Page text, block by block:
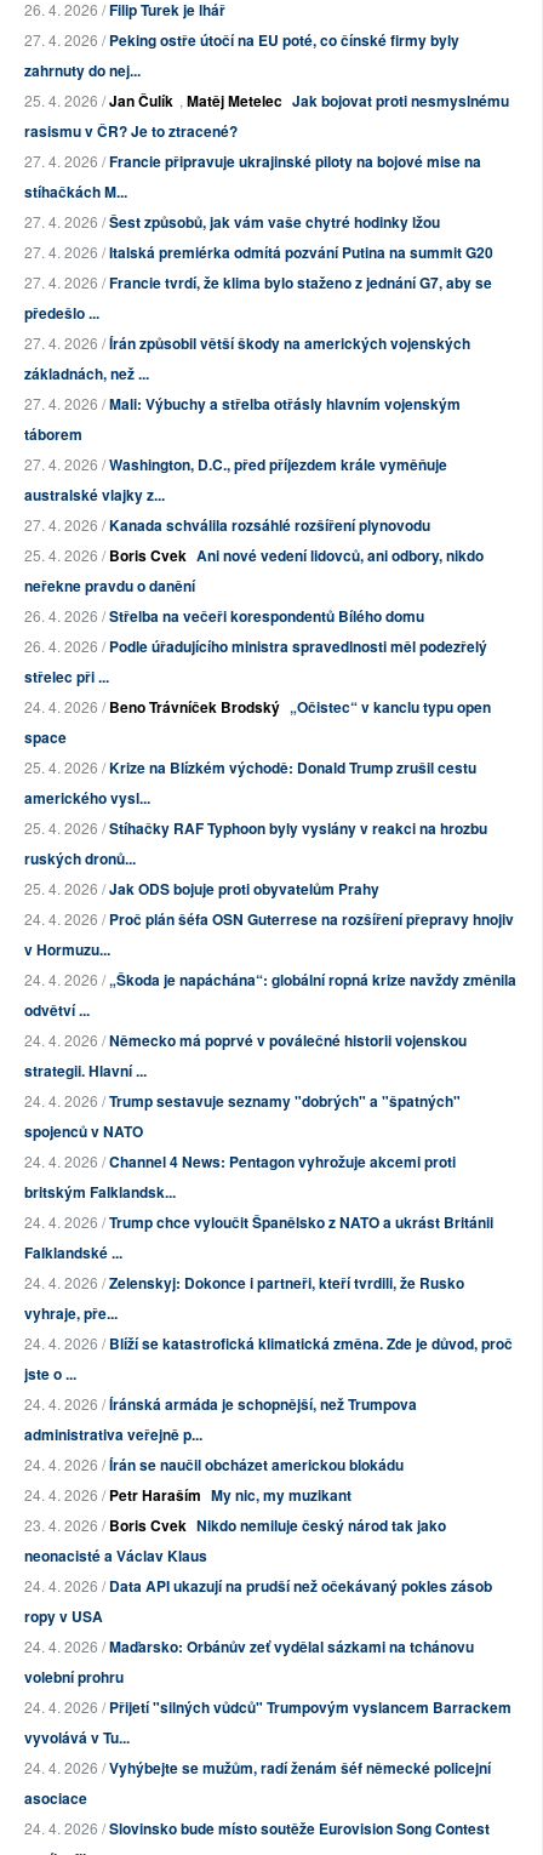
26. 4. 2026 /Filip Turek je lhář
27. 4. 2026 /Peking ostře útočí na EU poté, co čínské firmy byly
zahrnuty do nej...
25. 4. 2026 /Jan Čulík , Matěj Metelec Jak bojovat proti nesmyslnému
rasismu v ČR? Je to ztracené?
27. 4. 2026 /Francie připravuje ukrajinské piloty na bojové mise na
stíhačkách M...
27. 4. 2026 /Šest způsobů, jak vám vaše chytré hodinky lžou
27. 4. 2026 /Italská premiérka odmítá pozvání Putina na summit G20
27. 4. 2026 /Francie tvrdí, že klima bylo staženo z jednání G7, aby se
předešlo ...
27. 4. 2026 /Írán způsobil větší škody na amerických vojenských
základnách, než ...
27. 4. 2026 /Mali: Výbuchy a střelba otřásly hlavním vojenským
táborem
27. 4. 2026 /Washington, D.C., před příjezdem krále vyměňuje
australské vlajky z...
27. 4. 2026 /Kanada schválila rozsáhlé rozšíření plynovodu
25. 4. 2026 /Boris Cvek Ani nové vedení lidovců, ani odbory, nikdo
neřekne pravdu o danění
26. 4. 2026 /Střelba na večeři korespondentů Bílého domu
26. 4. 2026 /Podle úřadujícího ministra spravedlnosti měl podezřelý
střelec při ...
24. 4. 2026 /Beno Trávníček Brodský „Očistec“ v kanclu typu open
space
25. 4. 2026 /Krize na Blízkém východě: Donald Trump zrušil cestu
amerického vysl...
25. 4. 2026 /Stíhačky RAF Typhoon byly vyslány v reakci na hrozbu
ruských dronů...
25. 4. 2026 /Jak ODS bojuje proti obyvatelům Prahy
24. 4. 2026 /Proč plán šéfa OSN Guterrese na rozšíření přepravy hnojiv
v Hormuzu...
24. 4. 2026 /„Škoda je napáchána“: globální ropná krize navždy změnila
odvětví ...
24. 4. 2026 /Německo má poprvé v poválečné historii vojenskou
strategii. Hlavní ...
24. 4. 2026 /Trump sestavuje seznamy "dobrých" a "špatných"
spojenců v NATO
24. 4. 2026 /Channel 4 News: Pentagon vyhrožuje akcemi proti
britským Falklandsk...
24. 4. 2026 /Trump chce vyloučit Španělsko z NATO a ukrást Británii
Falklandské ...
24. 4. 2026 /Zelenskyj: Dokonce i partneři, kteří tvrdili, že Rusko
vyhraje, pře...
24. 4. 2026 /Blíží se katastrofická klimatická změna. Zde je důvod, proč
jste o ...
24. 4. 2026 /Íránská armáda je schopnější, než Trumpova
administrativa veřejně p...
24. 4. 2026 /Írán se naučil obcházet americkou blokádu
24. 4. 2026 /Petr Haraším My nic, my muzikant
23. 4. 2026 /Boris Cvek Nikdo nemiluje český národ tak jako
neonacisté a Václav Klaus
24. 4. 2026 /Data API ukazují na prudší než očekávaný pokles zásob
ropy v USA
24. 4. 2026 /Maďarsko: Orbánův zeť vydělal sázkami na tchánovu
volební prohru
24. 4. 2026 /Přijetí "silných vůdců" Trumpovým vyslancem Barrackem
vyvolává v Tu...
24. 4. 2026 /Vyhýbejte se mužům, radí ženám šéf německé policejní
asociace
24. 4. 2026 /Slovinsko bude místo soutěže Eurovision Song Contest